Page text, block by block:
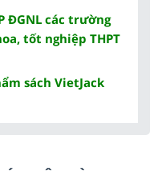
ĐGNL các trường
tốt nghiệp THPT
sách VietJack